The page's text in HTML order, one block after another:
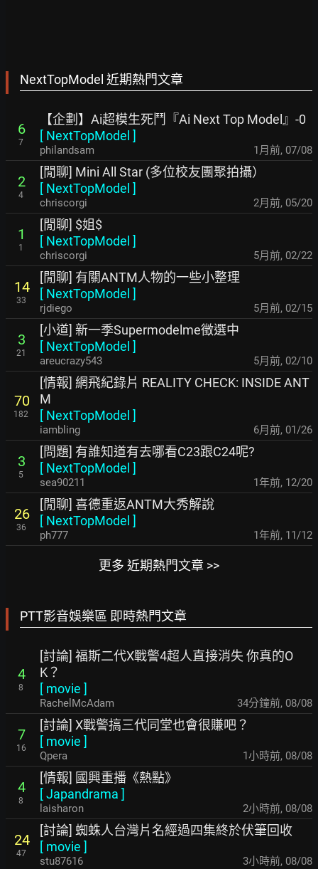
NextTopModel 近期熱門文章
6
7
【企劃】Ai超模生死鬥『Ai Next Top Model』-0
[ NextTopModel ]
philandsam 1月前, 07/08
2
4
[閒聊] Mini All Star (多位校友團聚拍攝）
[ NextTopModel ]
chriscorgi 2月前, 05/20
1
1
[閒聊] $姐$
[ NextTopModel ]
chriscorgi 5月前, 02/22
14
33
[閒聊] 有關ANTM人物的一些小整理
[ NextTopModel ]
rjdiego 5月前, 02/15
3
21
[小道] 新一季Supermodelme徵選中
[ NextTopModel ]
areucrazy543 5月前, 02/10
70
182
[情報] 網飛紀錄片 REALITY CHECK: INSIDE ANT
M
[ NextTopModel ]
iambling 6月前, 01/26
3
5
[問題] 有誰知道有去哪看C23跟C24呢?
[ NextTopModel ]
sea90211 1年前, 12/20
26
36
[閒聊] 喜德重返ANTM大秀解說
[ NextTopModel ]
ph777 1年前, 11/12
更多 近期熱門文章 >>
PTT影音娛樂區 即時熱門文章
4
8
[討論] 福斯二代X戰警4超人直接消失 你真的O
K？
[ movie ]
RachelMcAdam 34分鐘前, 08/08
7
16
[討論] X戰警搞三代同堂也會很賺吧？
[ movie ]
Qpera 1小時前, 08/08
4
8
[情報] 國興重播《熱點》
[Japandrama ]
laisharon 2小時前, 08/08
24
47
[討論] 蜘蛛人台灣片名經過四集終於伏筆回收
[ movie ]
stu87616 3小時前, 08/08